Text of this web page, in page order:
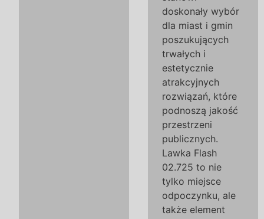
doskonały wybór
dla miast i gmin
poszukujących
trwałych i
estetycznie
atrakcyjnych
rozwiązań, które
podnoszą jakość
przestrzeni
publicznych.
Lawka Flash
02.725 to nie
tylko miejsce
odpoczynku, ale
także element